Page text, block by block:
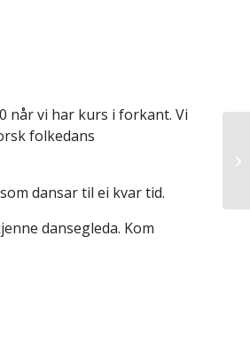
når vi har kurs i forkant. Vi
folkedans
dansar til ei kvar tid.
dansegleda. Kom